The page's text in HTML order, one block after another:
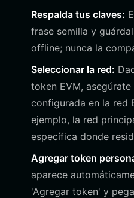
Respalda tus claves:
frase semilla y
offline; nunca la
Seleccionar la red:
token EVM,
configurada en la red
ejemplo, la red
específica donde
Agregar token
aparece
'Agregar token' y